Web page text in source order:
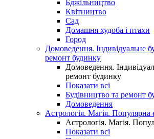
Бджільництво
Квітництво
Сад
Домашня худоба і птахи
Город
Домоведення. Індивідуальне
ремонт будинку
Домоведення.
ремонт будинку
Показати всі
Будівництво та ремонт
Домоведення
Астрологія. Магія. Популярна
Астрологія. Магія.
Показати всі